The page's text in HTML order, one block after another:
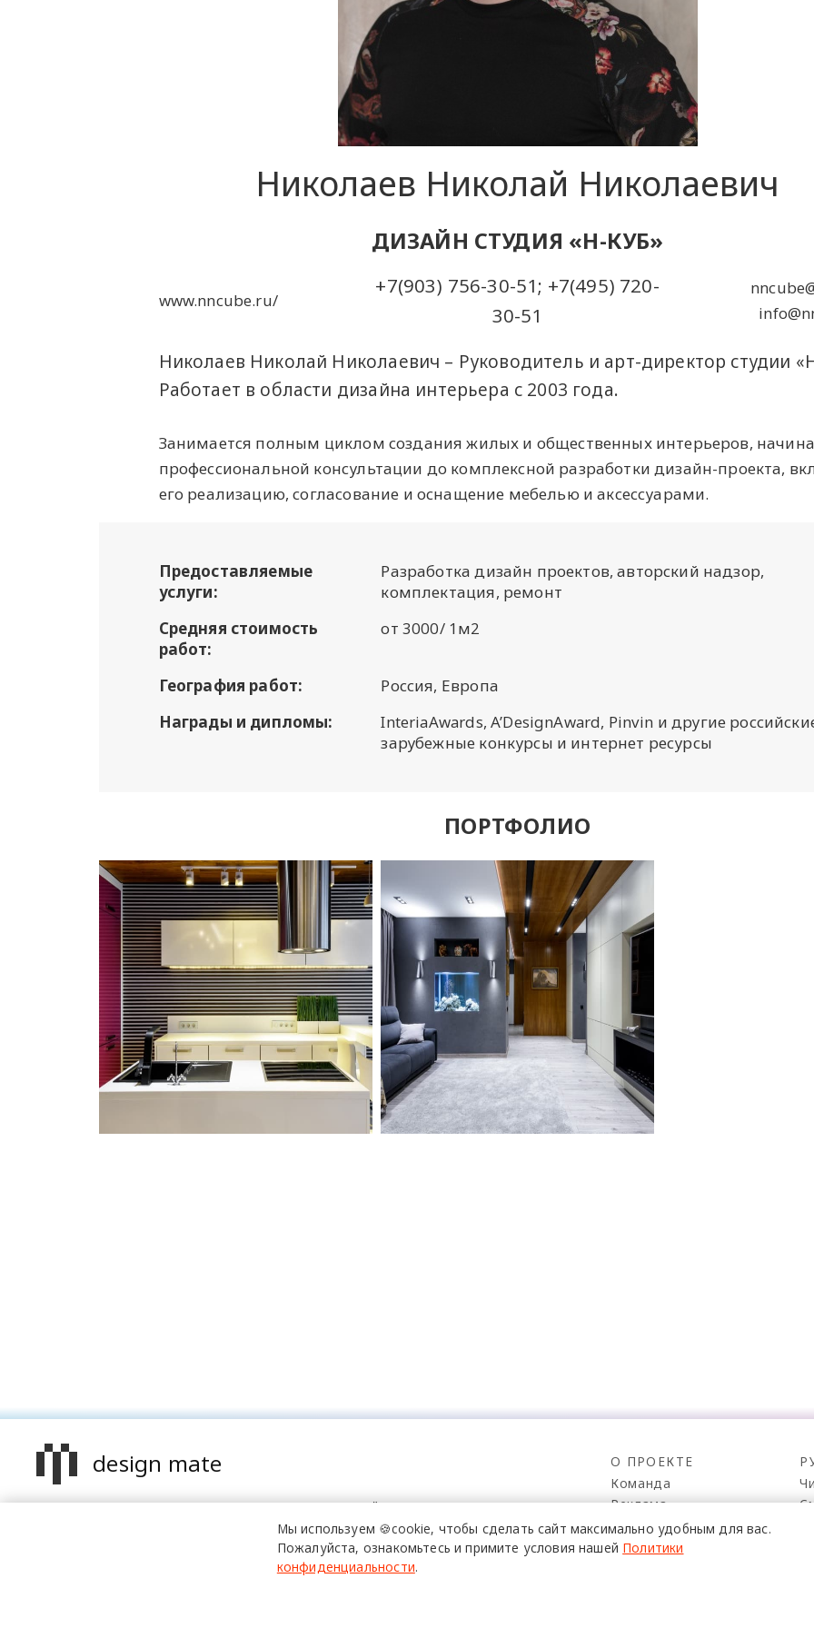
Николаев Николай Николаевич
ДИЗАЙН СТУДИЯ «Н-КУБ»
www.nncube.ru/
+7(903) 756-30-51; +7(495) 720-
30-51
Николаев Николай Николаевич – Руководитель и арт-директор студии
Работает в области дизайна интерьера с 2003 года.
Занимается полным циклом создания жилых и общественных интерьеров,
профессиональной консультации до комплексной разработки дизайн-проекта,
его реализацию, согласование и оснащение мебелью и аксессуарами.
Предоставляемые
услуги:
Разработка дизайн проектов, авторский надзор,
комплектация, ремонт
Средняя стоимость
работ:
от 3000/ 1м2
География работ:
Россия, Европа
Награды и дипломы:
InteriaAwards, A’DesignAward, Pinvin и другие
зарубежные конкурсы и интернет ресурсы
ПОРТФОЛИО
design mate
Design Mate - независимое интернет издание о дизайне во всех его
проявлениях. Создаем авторский контент для дизайнеров,
архитекторов и всех неравнодушных к красоте с 2016 года.
О ПРОЕКТЕ
Команда
Реклама
Mediakit
Контакты
Мы используем 🍪cookie, чтобы сделать сайт максимально удобным для вас.
Пожалуйста, ознакомьтесь и примите условия нашей Политики
конфиденциальности.